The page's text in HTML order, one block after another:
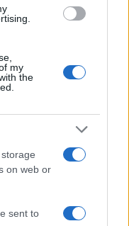
my
the
on web or
sent to